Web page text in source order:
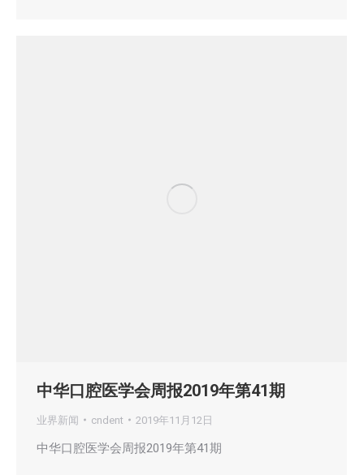
中华口腔医学会周报2019年第41期
业界新闻 cndent 2019年11月12日
中华口腔医学会周报2019年第41期